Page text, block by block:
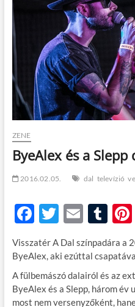
ZENE
ByeAlex és a
2016.02.05. dal televízió
F
e
b
o
T
itt
er
E
ail
T
m
bl
r
Visszatér A Dal színpadára a
ByeAlex, aki ezúttal
A fülbemászó dalairól és az
ByeAlex és a Slepp, három év
most nem versenyzőként,